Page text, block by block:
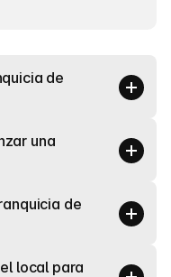
de
una
de
local para